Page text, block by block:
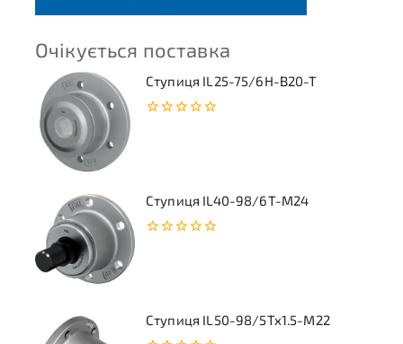
Очікується поставка
Ступиця IL25-75/6H-B20-T
Ступиця IL40-98/6T-M24
Ступиця IL50-98/5Tx1.5-M22